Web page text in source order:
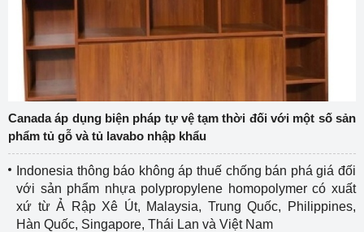
Canada áp dụng biện pháp tự vệ tạm thời đối với một số sản
phẩm tủ gỗ và tủ lavabo nhập khẩu
Indonesia thông báo không áp thuế chống bán phá giá đối
với sản phẩm nhựa polypropylene homopolymer có xuất
xứ từ Ả Rập Xê Út, Malaysia, Trung Quốc, Philippines,
Hàn Quốc, Singapore, Thái Lan và Việt Nam